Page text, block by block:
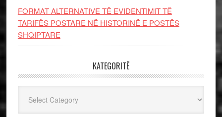
FORMAT ALTERNATIVE TË EVIDENTIMIT TË
TARIFËS POSTARE NË HISTORINË E POSTËS
SHQIPTARE
KATEGORITË